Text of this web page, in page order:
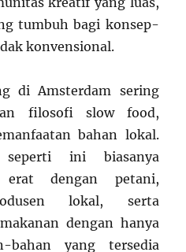
tumbuh bagi konsep-
konvensional.
di Amsterdam sering
filosofi slow food,
bahan lokal.
ini biasanya
erat dengan petani,
lokal, serta
dengan hanya
bahan yang tersedia